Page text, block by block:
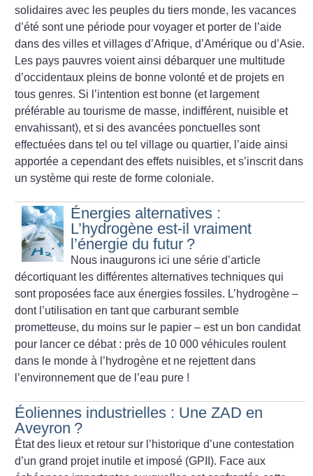
solidaires avec les peuples du tiers monde, les vacances
d’été sont une période pour voyager et porter de l’aide
dans des villes et villages d’Afrique, d’Amérique ou d’Asie.
Les pays pauvres voient ainsi débarquer une multitude
d’occidentaux pleins de bonne volonté et de projets en
tous genres. Si l’intention est bonne (et largement
préférable au tourisme de masse, indifférent, nuisible et
envahissant), et si des avancées ponctuelles sont
effectuées dans tel ou tel village ou quartier, l’aide ainsi
apportée a cependant des effets nuisibles, et s’inscrit dans
un système qui reste de forme coloniale.
Énergies alternatives :
L’hydrogène est-il vraiment
l’énergie du futur ?
Nous inaugurons ici une série d’article
décortiquant les différentes alternatives techniques qui
sont proposées face aux énergies fossiles. L’hydrogène –
dont l’utilisation en tant que carburant semble
prometteuse, du moins sur le papier – est un bon candidat
pour lancer ce débat : près de 10 000 véhicules roulent
dans le monde à l’hydrogène et ne rejettent dans
l’environnementque de l’eau pure !
Éoliennes industrielles : Une ZAD en
Aveyron ?
État des lieux et retour sur l’historique d’une contestation
d’un grand projet inutile et imposé (GPII). Face aux